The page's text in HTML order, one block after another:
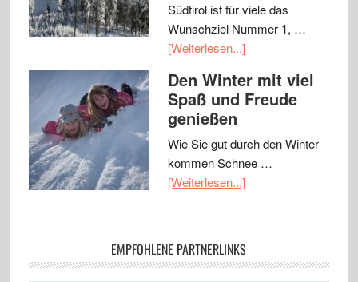
Südtirol ist für viele das
Wunschziel Nummer 1, …
[Weiterlesen...]
Den Winter mit viel
Spaß und Freude
genießen
Wie Sie gut durch den Winter
kommen Schnee …
[Weiterlesen...]
EMPFOHLENE PARTNERLINKS